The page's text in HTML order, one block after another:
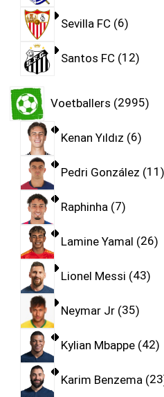
Sevilla FC 6
Santos FC 12
Voetballers 2995
Kenan Yıldız 6
Pedri González 11
Raphinha 7
Lamine Yamal 26
Lionel Messi 43
Neymar Jr 35
Kylian Mbappe 42
Karim Benzema 23